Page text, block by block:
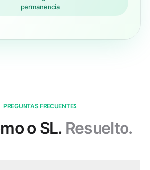
permanencia
PREGUNTAS FRECUENTES
o SL. Resuelto.